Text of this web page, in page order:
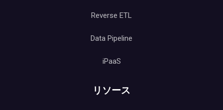
Reverse ETL
Data Pipeline
iPaaS
リソース